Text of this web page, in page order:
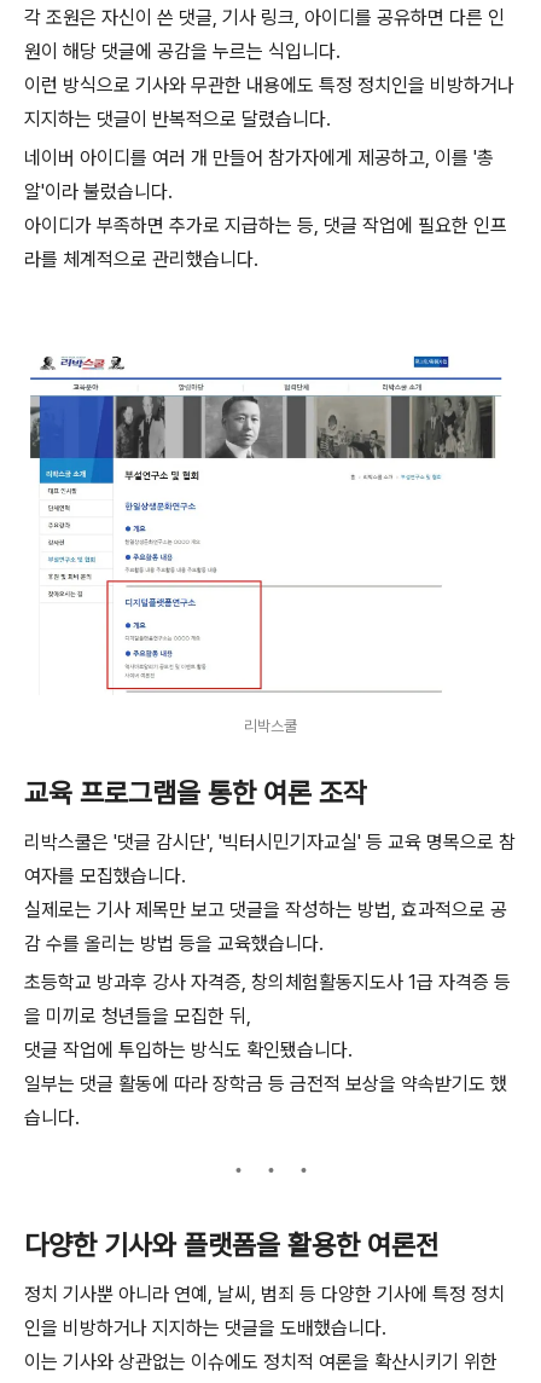
각 조원은 자신이 쓴 댓글, 기사 링크, 아이디를 공유하면 다른 인
원이 해당 댓글에 공감을 누르는 식입니다.
이런 방식으로 기사와 무관한 내용에도 특정 정치인을 비방하거나
지지하는 댓글이 반복적으로 달렸습니다.
네이버 아이디를 여러 개 만들어 참가자에게 제공하고, 이를 '총
알'이라 불렀습니다.
아이디가 부족하면 추가로 지급하는 등, 댓글 작업에 필요한 인프
라를 체계적으로 관리했습니다.
리박스쿨
교육 프로그램을 통한 여론 조작
리박스쿨은 '댓글 감시단', '빅터시민기자교실' 등 교육 명목으로 참
여자를 모집했습니다.
실제로는 기사 제목만 보고 댓글을 작성하는 방법, 효과적으로 공
감 수를 올리는 방법 등을 교육했습니다.
초등학교 방과후 강사 자격증, 창의체험활동지도사 1급 자격증 등
을 미끼로 청년들을 모집한 뒤,
댓글 작업에 투입하는 방식도 확인됐습니다.
일부는 댓글 활동에 따라 장학금 등 금전적 보상을 약속받기도 했
습니다.
다양한 기사와 플랫폼을 활용한 여론전
정치 기사뿐 아니라 연예, 날씨, 범죄 등 다양한 기사에 특정 정치
인을 비방하거나 지지하는 댓글을 도배했습니다.
이는 기사와 상관없는 이슈에도 정치적 여론을 확산시키기 위한